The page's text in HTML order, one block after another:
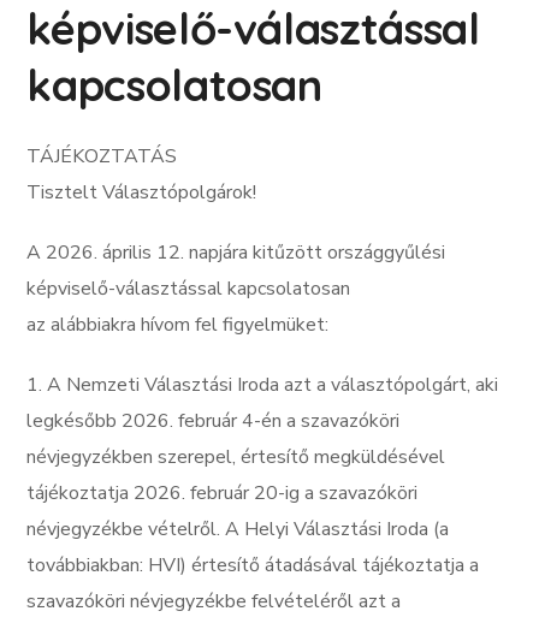
képviselő-választással
kapcsolatosan
TÁJÉKOZTATÁS
Tisztelt Választópolgárok!
A 2026. április 12. napjára kitűzött országgyűlési
képviselő-választással kapcsolatosan
az alábbiakra hívom fel figyelmüket:
1. A Nemzeti Választási Iroda azt a választópolgárt, aki
legkésőbb 2026. február 4-én a szavazóköri
névjegyzékben szerepel, értesítő megküldésével
tájékoztatja 2026. február 20-ig a szavazóköri
névjegyzékbe vételről. A Helyi Választási Iroda (a
továbbiakban: HVI) értesítő átadásával tájékoztatja a
szavazóköri névjegyzékbe felvételéről azt a